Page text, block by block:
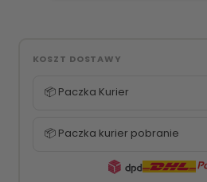
KOSZT DOSTAWY
📦 Paczka Kurier
📦 Paczka kurier pobranie